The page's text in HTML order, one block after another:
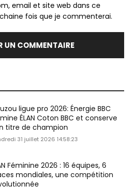
email et site web dans ce
fois que je commenterai.
ligue pro 2026: Énergie BBC
ÉLAN Coton BBC et conserve
titre de champion
31 juillet 2026 14:58:23
Féminine 2026 : 16 équipes, 6
mondiales, une compétition